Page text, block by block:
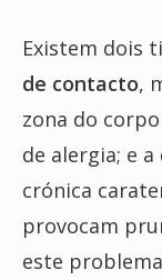
Existem dois
de contacto,
zona do
de alergia; e a
crónica
provocam
este